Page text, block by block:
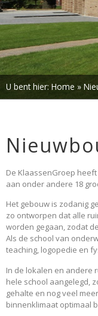
U bent hier: Home »
De KlaassenGroep
aan onder andere 18
Het gebouw is zodanig
zo ontworpen dat alle
worden gegaan, zodat
Als de school van
teaching, logopedie en
In de lokalen en andere
hele school aangelegd,
gehalte en nog veel
binnenklimaat optimaal